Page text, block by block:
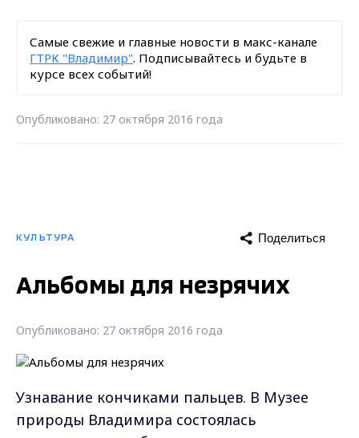
Самые свежие и главные новости в макс-канале
ГТРК "Владимир". Подписывайтесь и будьте в
курсе всех событий!
Опубликовано: 27 октября 2016 года
КУЛЬТУРА Поделиться
Альбомы для незрячих
Опубликовано: 27 октября 2016 года
Узнавание кончиками пальцев. В Музее
природы Владимира состоялась